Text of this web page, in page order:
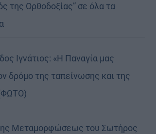
της Ορθοδοξίας” σε όλα τα
Ιγνάτιος: «Η Παναγία μας
δρόμο της ταπείνωσης και της
Μεταμορφώσεως του Σωτήρος